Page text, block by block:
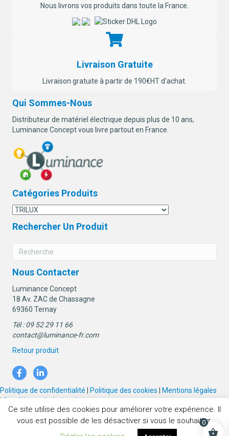
0
Nous livrons vos produits dans toute la France.
Livraison Gratuite
Livraison gratuite à partir de 190€HT d'achat.
Qui Sommes-Nous
Distributeur de matériel électrique depuis plus de 10 ans,
Luminance Concept vous livre partout en France.
Catégories Produits
Rechercher Un Produit
Nous Contacter
Luminance Concept
18 Av. ZAC de Chassagne
69360 Ternay
Tél : 09 52 29 11 66
contact@luminance-fr.com
Retour produit
Politique de confidentialité Politique des cookies
Mentions légales
|Conditions générales de vente
© 2026 Luminance concept. Tous droits réservés. Réalisation
Ce site utilise des cookies pour améliorer votre expérience. Il
vous est possible de les désactiver si vous le souhaitez.